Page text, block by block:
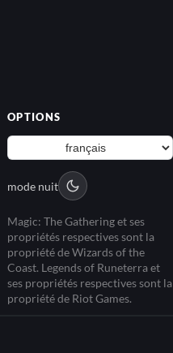
OPTIONS
mode nuit
Magic: The Gathering et ses
propriétés respectives sont la
propriété de Wizards of the
Coast. Legends of Runeterra et
ses propriétés respectives sont la
propriété de Riot Games.